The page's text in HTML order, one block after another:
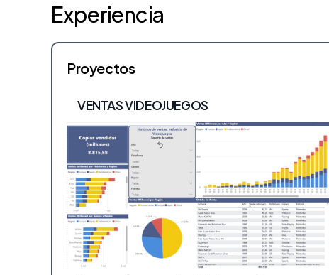
Experiencia
Proyectos
VENTAS VIDEOJUEGOS